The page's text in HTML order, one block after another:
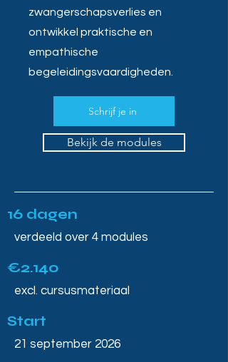
zwangerschapsverlies en
ontwikkel praktische en
empathische
begeleidingsvaardigheden.
Schrijf je in
Bekijk de modules
16 dagen
verdeeld over 4 modules
€2.140
excl. cursusmateriaal
Start
21 september 2026